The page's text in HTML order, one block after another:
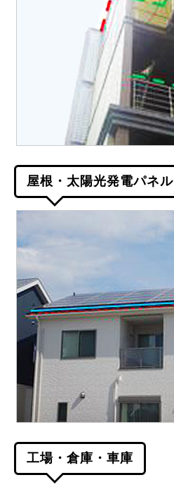
屋根・太陽光発電パネル
工場・倉庫・車庫